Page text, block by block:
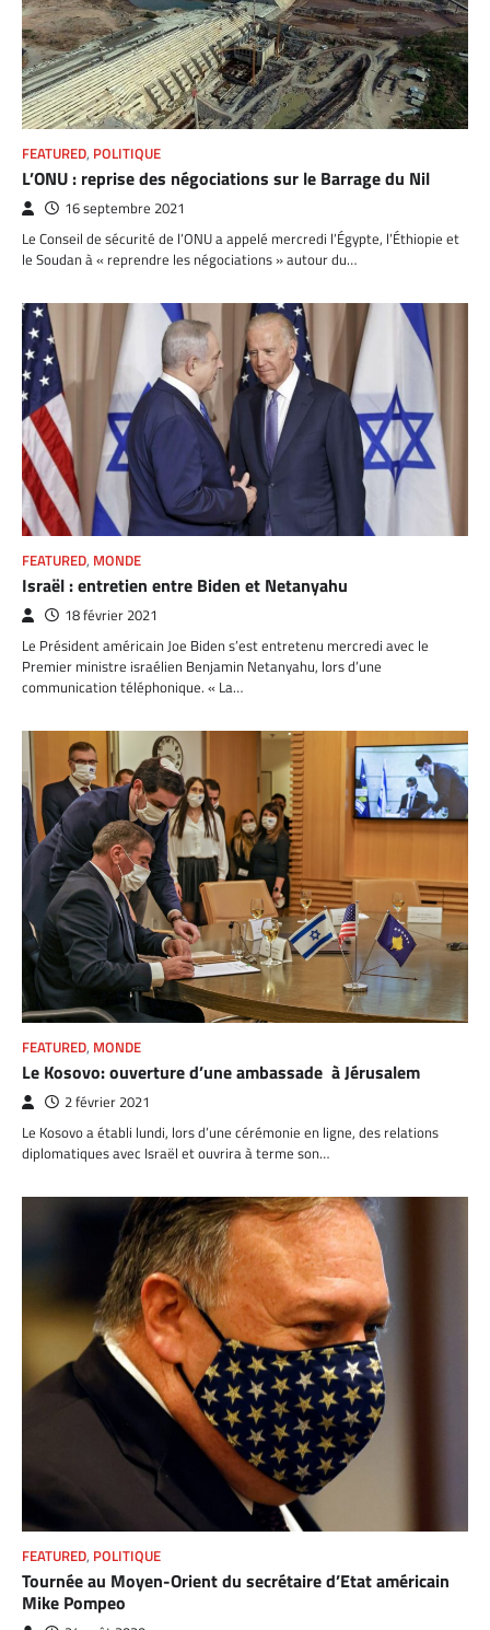
FEATURED, POLITIQUE
L’ONU : reprise des négociations sur le Barrage du Nil
16 septembre 2021
Le Conseil de sécurité de l’ONU a appelé mercredi l’Égypte, l’Éthiopie et
le Soudan à « reprendre les négociations » autour du…
FEATURED, MONDE
Israël : entretien entre Biden et Netanyahu
18 février 2021
Le Président américain Joe Biden s’est entretenu mercredi avec le
Premier ministre israélien Benjamin Netanyahu, lors d’une
communication téléphonique. « La…
FEATURED, MONDE
Le Kosovo: ouverture d’une ambassade à Jérusalem
2 février 2021
Le Kosovo a établi lundi, lors d’une cérémonie en ligne, des relations
diplomatiques avec Israël et ouvrira à terme son…
FEATURED, POLITIQUE
Tournée au Moyen-Orient du secrétaire d’Etat américain
Mike Pompeo